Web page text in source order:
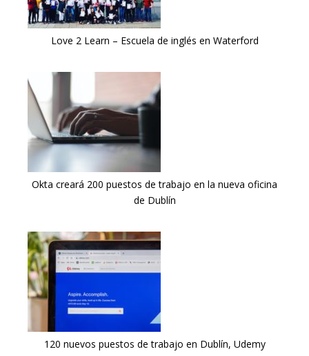
Love 2 Learn – Escuela de inglés en Waterford
Okta creará 200 puestos de trabajo en la nueva oficina
de Dublín
120 nuevos puestos de trabajo en Dublín, Udemy